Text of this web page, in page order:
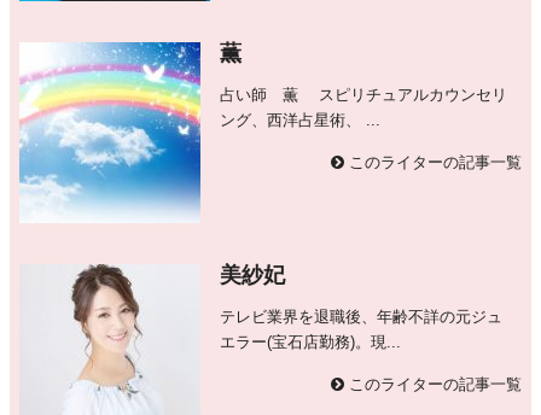
薫
占い師 薫 スピリチュアルカウンセリ
ング、西洋占星術、 ...
このライターの記事一覧
美紗妃
テレビ業界を退職後、年齢不詳の元ジュ
エラー(宝石店勤務)。現...
このライターの記事一覧